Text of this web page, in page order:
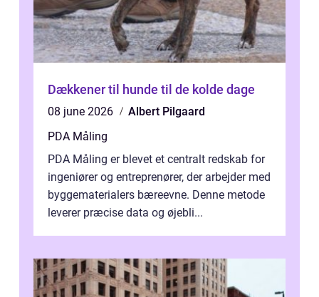
Dækkener til hunde til de kolde dage
08 june 2026
Albert Pilgaard
PDA Måling
PDA Måling er blevet et centralt redskab for
ingeniører og entreprenører, der arbejder med
byggematerialers bæreevne. Denne metode
leverer præcise data og øjebli...